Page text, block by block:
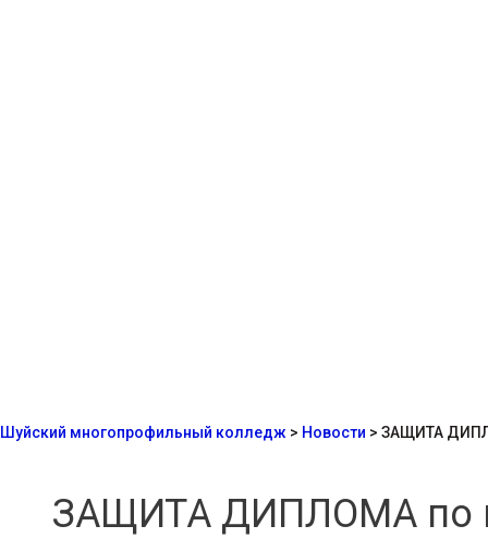
Шуйский многопрофильный колледж > Новости > ЗАЩИТА
ЗАЩИТА ДИПЛОМА по